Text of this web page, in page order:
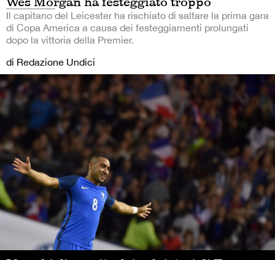
Il capitano del Leicester ha rischiato di saltare la prima gara
di Copa America a causa dei festeggiamenti prolungati
dopo la vittoria della Premier.
di Redazione Undici